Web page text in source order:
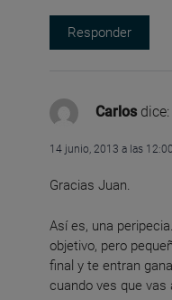
Responder
Carlos dice:
14 junio, 2013 a las
Gracias Juan.
Así es, una
objetivo, pero
final y te entran
cuando ves que